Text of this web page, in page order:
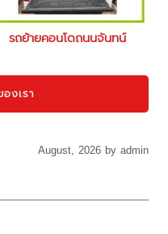
รถย้ายคอนโดถนนจันทน์
งเรา
August, 2026 by admin